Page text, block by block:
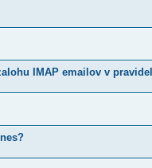
IMAP emailov v